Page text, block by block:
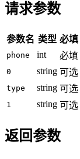
请求参数
参数名 类型 必填
phone int 必填
0
string 可选
type
string 可选
1
string 可选
返回参数